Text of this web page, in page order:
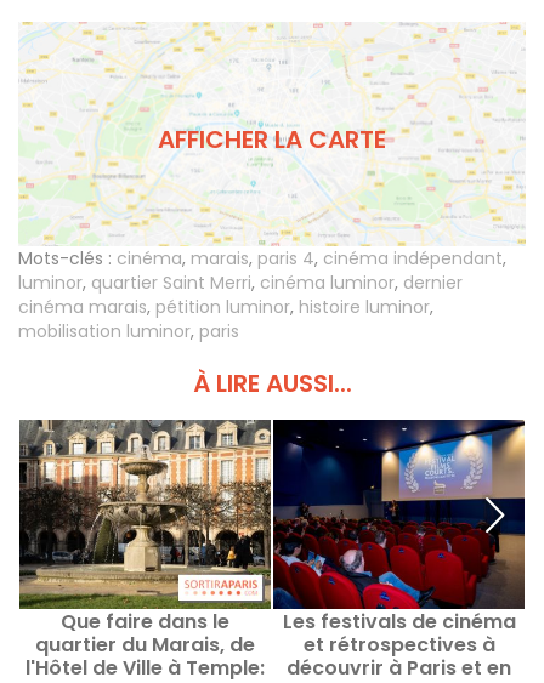
AFFICHER LA CARTE
Mots-clés : cinéma, marais, paris 4, cinéma indépendant,
luminor, quartier Saint Merri, cinéma luminor, dernier
cinéma marais, pétition luminor, histoire luminor,
mobilisation luminor, paris
À LIRE AUSSI...
Que faire dans le
quartier du Marais, de
l'Hôtel de Ville à Temple:
Les festivals de cinéma
et rétrospectives à
découvrir à Paris et en